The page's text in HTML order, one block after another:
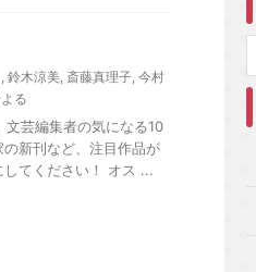
, 鈴木涼美, 斎藤真理子, 今村
る
芸編集者の気になる10
新刊など、注目作品が
てください！ オス ...